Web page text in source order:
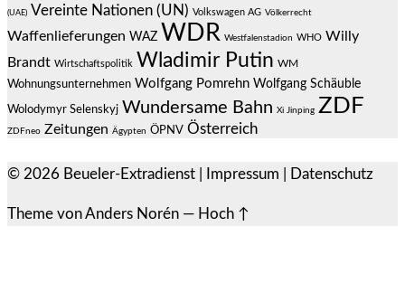
(UAE) Vereinte Nationen (UN) Volkswagen AG Völkerrecht
Waffenlieferungen WAZ WDR Westfalenstadion WHO Willy
Brandt Wirtschaftspolitik Wladimir Putin WM
Wohnungsunternehmen Wolfgang Pomrehn Wolfgang Schäuble
Wolodymyr Selenskyj Wundersame Bahn Xi Jinping ZDF
ZDFneo Zeitungen Ägypten ÖPNV Österreich
© 2026 Beueler-Extradienst Impressum Datenschutz
Theme vonAnders Norén — Hoch ↑